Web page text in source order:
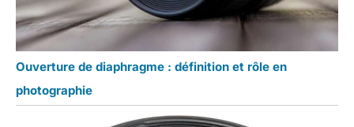
Ouverture de diaphragme : définition et rôle en
photographie